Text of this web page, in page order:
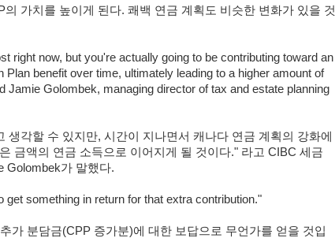
의 가치를 높이게 된다. 쾌백 연금 계획도 비슷한 변화가 있을 것
right now, but you're actually going to be contributing toward an
Plan benefit over time, ultimately leading to a higher amount of
Jamie Golombek, managing director of tax and estate planning
생각할 수 있지만, 시간이 지나면서 캐나다 연금 계획의 강화에
금액의 연금 소득으로 이어지게 될 것이다." 라고 CIBC 세금
Golombek가 말했다.
get something in return for that extra contribution."
가 분담금(CPP 증가분)에 대한 보답으로 무언가를 얻을 것입